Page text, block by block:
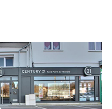
Point de l'Europe
- 57500